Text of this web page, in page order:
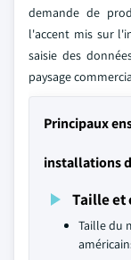
demande de
l'accent mis sur
saisie des
paysage
Principaux
installations
Taille et
Taille du